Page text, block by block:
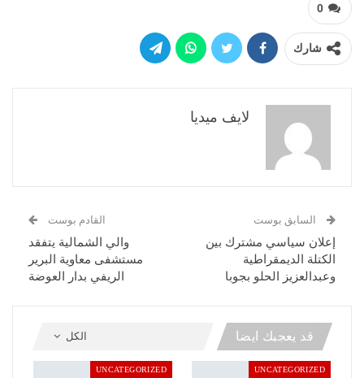
0
شارك
لايف ميديا
السابق بوست
إعلان سياسي مشترك بين
الكتلة الديمقراطية
وعبدالعزيز الحلو بجوبا
القادم بوست
والي الشمالية يتفقد
مستشفى معاوية البرير
الريفي بدار العوضة
الكل قد يعجبك ايضا
UNCATEGORIZED
UNCATEGORIZED